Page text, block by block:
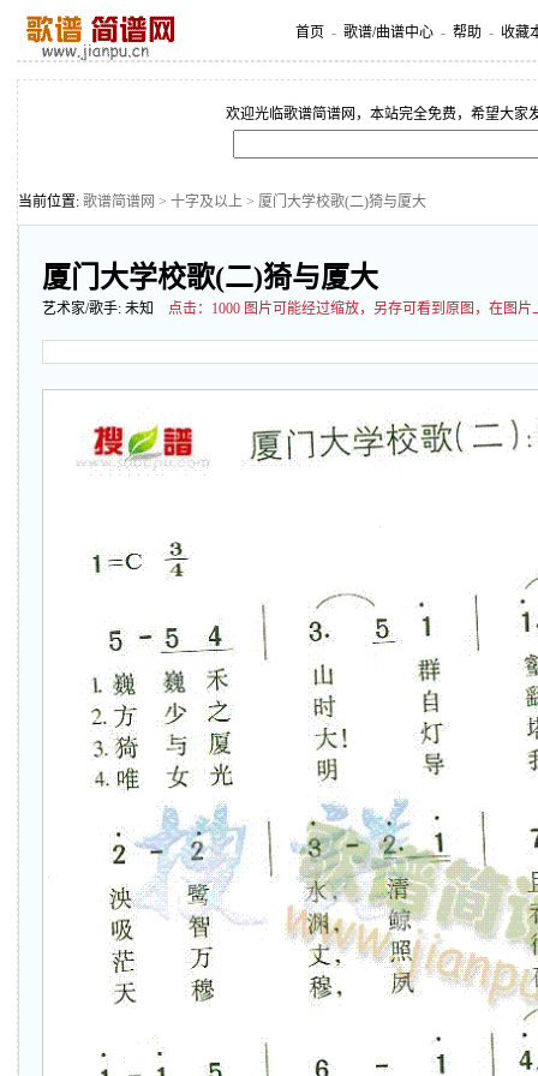
首页 - 歌谱/曲谱中心 - 帮助 - 收藏
欢迎光临歌谱简谱网，本站完全免费，希望大家
当前位置: 歌谱简谱网 > 十字及以上 > 厦门大学校歌(二)猗与厦大
厦门大学校歌(二)猗与厦大
艺术家/歌手: 未知 点击： 1000 图片可能经过缩放，另存可看到原图，在图